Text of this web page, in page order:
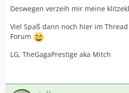
Deswegen verzeih mir meine
Viel Spaß dann noch hier im
Forum
LG, TheGagaPrestige aka Mitch